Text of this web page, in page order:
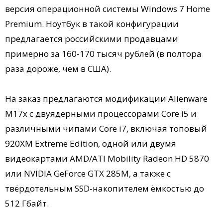
версия операционной системы Windows 7 Home
Premium. Ноутбук в такой конфигурации
предлагается российскими продавцами
примерно за 160-170 тысяч рублей (в полтора
раза дороже, чем в США).
На заказ предлагаются модификации Alienware
M17x с двуядерными процессорами Core i5 и
различными чипами Core i7, включая топовый
920XM Extreme Edition, одной или двумя
видеокартами AMD/ATI Mobility Radeon HD 5870
или NVIDIA GeForce GTX 285M, а также с
твёрдотельным SSD-накопителем ёмкостью до
512 Гбайт.